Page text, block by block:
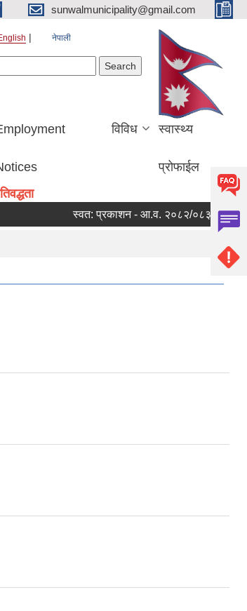
sunwalmunicipality@gmail.com
नेपाली
विविध स्वास्थ्य
प्रोफाईल
स्वत: प्रकाशन - आ.व. २०८२/०८३ को चौथो